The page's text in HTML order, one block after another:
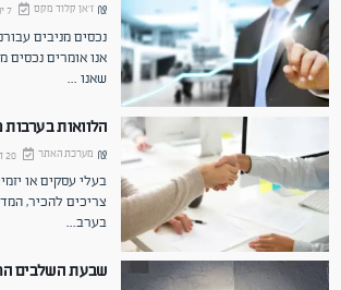
ז'אן קלוד מקס 7 ינואר 2021
נכסים מניבים
אנו אומרים נכסים
שאנו ...
הלוואות בערבות
מערכת האתר 20 דצמבר 2020
בעלי עסקים או
צריכים להכיר,
בערב...
שבעת השלבים